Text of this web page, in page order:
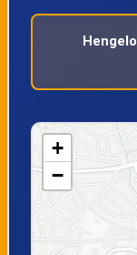
Hengelo
+
−